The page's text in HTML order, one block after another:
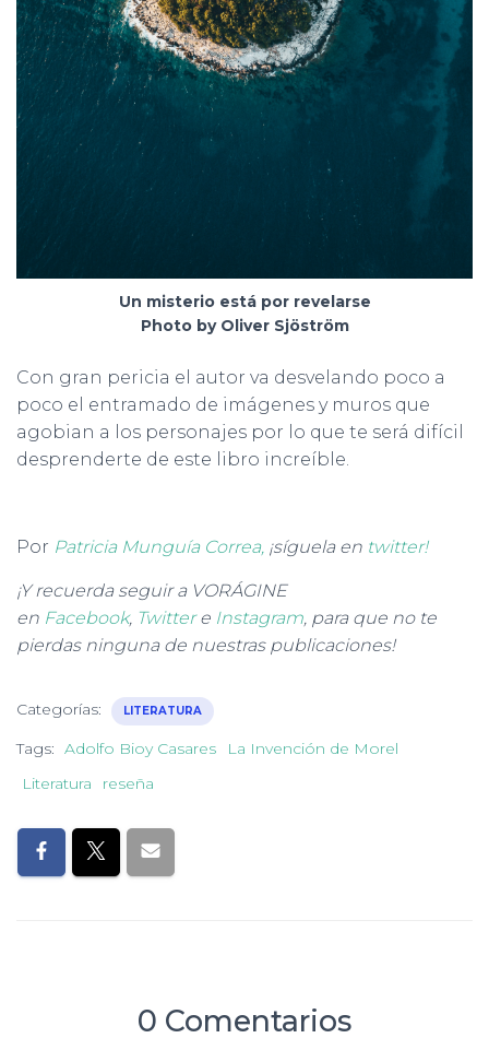
Un misterio está por revelarse
Photo by Oliver Sjöström
Con gran pericia el autor va desvelando poco a
poco el entramado de imágenes y muros que
agobian a los personajes por lo que te será difícil
desprenderte de este libro increíble.
Por Patricia Munguía Correa, ¡síguela en twitter!
¡Y recuerda seguir a VORÁGINE
en Facebook, Twittere Instagram, para que no te
pierdas ninguna de nuestras publicaciones!
Categorías: LITERATURA
Tags: Adolfo Bioy Casares
La Invención de Morel
Literatura
reseña
0 Comentarios